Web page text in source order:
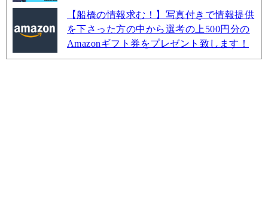
【船橋の情報求む！】写真付きで情報提供
を下さった方の中から選考の上500円分の
Amazonギフト券をプレゼント致します！